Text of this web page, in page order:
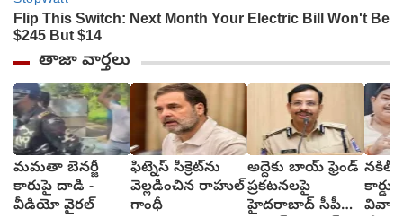
తాజా వార్తలు
మమతా బెనర్జీ
కారుపై దాడి -
వీడియో వైరల్
ఫిట్నెస్ సీక్రెట్‌ను
వెల్లడించిన రాహుల్
గాంధీ
అద్దెకు బాయ్‌ ఫ్రెండ్‌
ప్రకటనలపై
హైదరాబాద్ సీపీ
నకిలీ